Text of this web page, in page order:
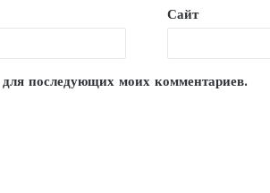
Сайт
последующих моих комментариев.